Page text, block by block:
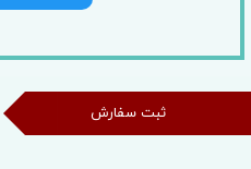
ثبت سفارش